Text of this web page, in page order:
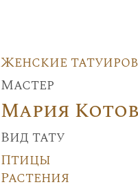
Женские
Мастер
Мария
Вид тату
Птицы
Растения